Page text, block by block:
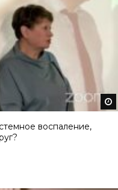
воспаление,